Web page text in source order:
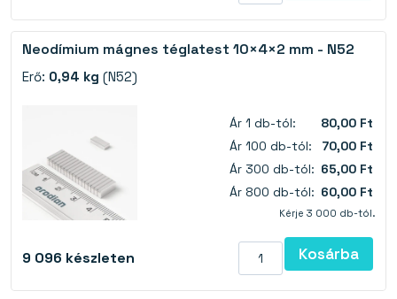
Neodímium mágnes téglatest 10×4×2 mm - N52
Erő: 0,94 kg (N52)
Ár 1 db-tól:
80,00 Ft
Ár 100 db-tól:
70,00 Ft
Ár 300 db-tól: 65,00 Ft
Ár 800 db-tól: 60,00 Ft
Kérje 3 000 db-tól.
9 096 készleten Kosárba